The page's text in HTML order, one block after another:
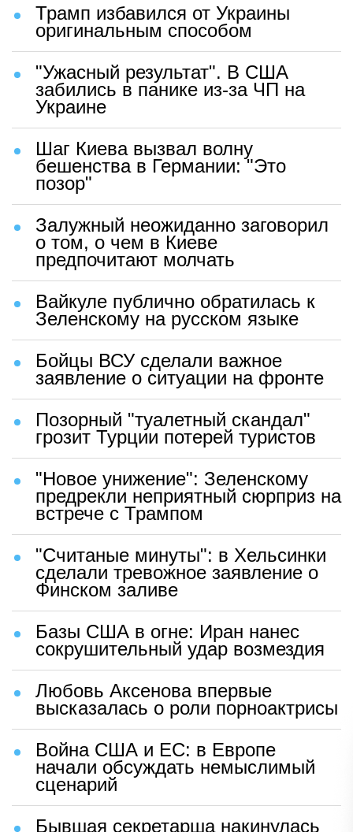
Трамп избавился от Украины
оригинальным способом
"Ужасный результат". В США
забились в панике из-за ЧП на
Украине
Шаг Киева вызвал волну
бешенства в Германии: "Это
позор"
Залужный неожиданно заговорил
о том, о чем в Киеве
предпочитают молчать
Вайкуле публично обратилась к
Зеленскому на русском языке
Бойцы ВСУ сделали важное
заявление о ситуации на фронте
Позорный "туалетный скандал"
грозит Турции потерей туристов
"Новое унижение": Зеленскому
предрекли неприятный сюрприз на
встрече с Трампом
"Считаные минуты": в Хельсинки
сделали тревожное заявление о
Финском заливе
Базы США в огне: Иран нанес
сокрушительный удар возмездия
Любовь Аксенова впервые
высказалась о роли порноактрисы
Война США и ЕС: в Европе
начали обсуждать немыслимый
сценарий
Бывшая секретарша накинулась